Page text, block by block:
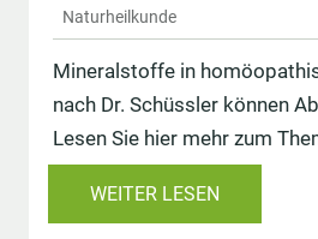
Naturheilkunde
Mineralstoffe in
nach Dr. Schüssler können
Lesen Sie hier mehr zum
WEITER LESEN